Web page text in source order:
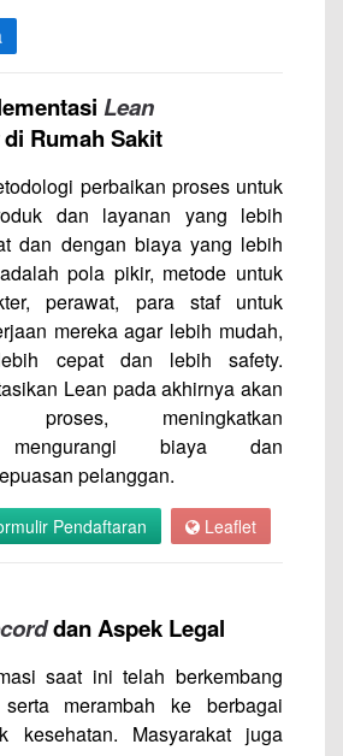
Lean
di Rumah Sakit
perbaikan proses untuk
dan layanan yang lebih
dan dengan biaya yang lebih
pola pikir, metode untuk
perawat, para staf untuk
mereka agar lebih mudah,
cepat dan lebih safety.
Lean pada akhirnya akan
proses, meningkatkan
mengurangi biaya dan
pelanggan.
Pendaftaran Leaflet
dan Aspek Legal
saat ini telah berkembang
merambah ke berbagai
kesehatan. Masyarakat juga